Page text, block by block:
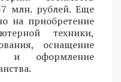
млн. рублей. Еще
на приобретение
техники,
оснащение
и оформление